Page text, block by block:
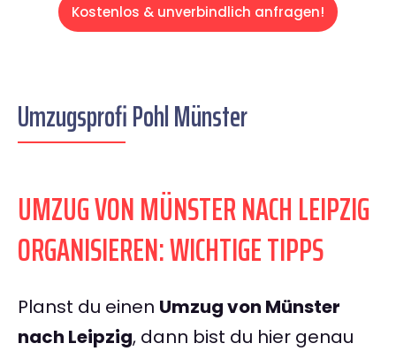
Kostenlos & unverbindlich anfragen!
Umzugsprofi Pohl Münster
UMZUG VON MÜNSTER NACH LEIPZIG
ORGANISIEREN: WICHTIGE TIPPS
Planst du einen Umzug von Münster
nach Leipzig, dann bist du hier genau